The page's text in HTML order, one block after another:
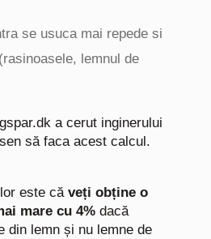
se usuca mai repede si
lemnul de
a cerut inginerului
să faca acest calcul.
este că veți obține o
mare cu 4% dacă
din lemn și nu lemne de